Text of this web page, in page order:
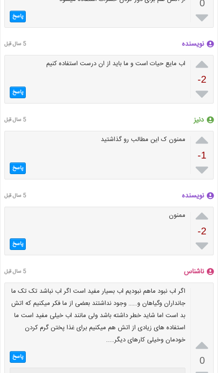
0
 پاسخ
نویسنده 5 سال قبل

-2

اب مایع حیات است و ما باید از ان درست استفاده کنیم
پاسخ
دنیز 5 سال قبل

-1

ممنون ک این مطالب رو گذاشتید
پاسخ
نویسنده 5 سال قبل

-2

ممنون
پاسخ
ناشناس 5 سال قبل

0
اگر اب نبود ماهم نبودیم اب بسیار مفید است اگر اب نباشد تک تک ما
جانداران وگیاهان و…… وجود نداشتند بعضی از ما فکر میکنیم که اتش
بد است اما شاید خطر داشته باشد ولی مانند اب خیلی مفید است ما
استفاده های زیادی از اتش هم میکنیم برای غذا پختن گرم کردن
خودمان وخیلی کارهای دیگر…..
پاسخ